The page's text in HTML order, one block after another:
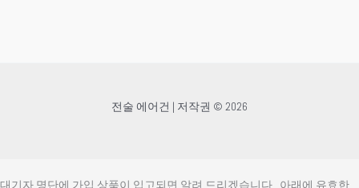
전술 에어건 | 저작권 © 2026